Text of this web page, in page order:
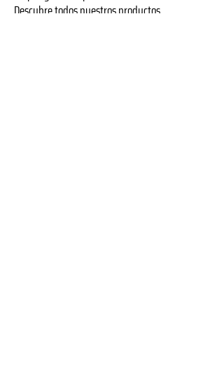
Descubre todos nuestros productos.